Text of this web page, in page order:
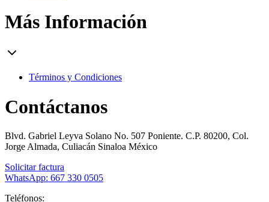
Más Información
Términos y Condiciones
Contáctanos
Blvd. Gabriel Leyva Solano No. 507 Poniente. C.P. 80200, Col.
Jorge Almada, Culiacán Sinaloa México
Solicitar factura
WhatsApp: 667 330 0505
Teléfonos: